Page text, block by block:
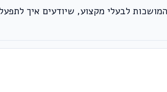
לבעלי מקצוע, שיודעים איך